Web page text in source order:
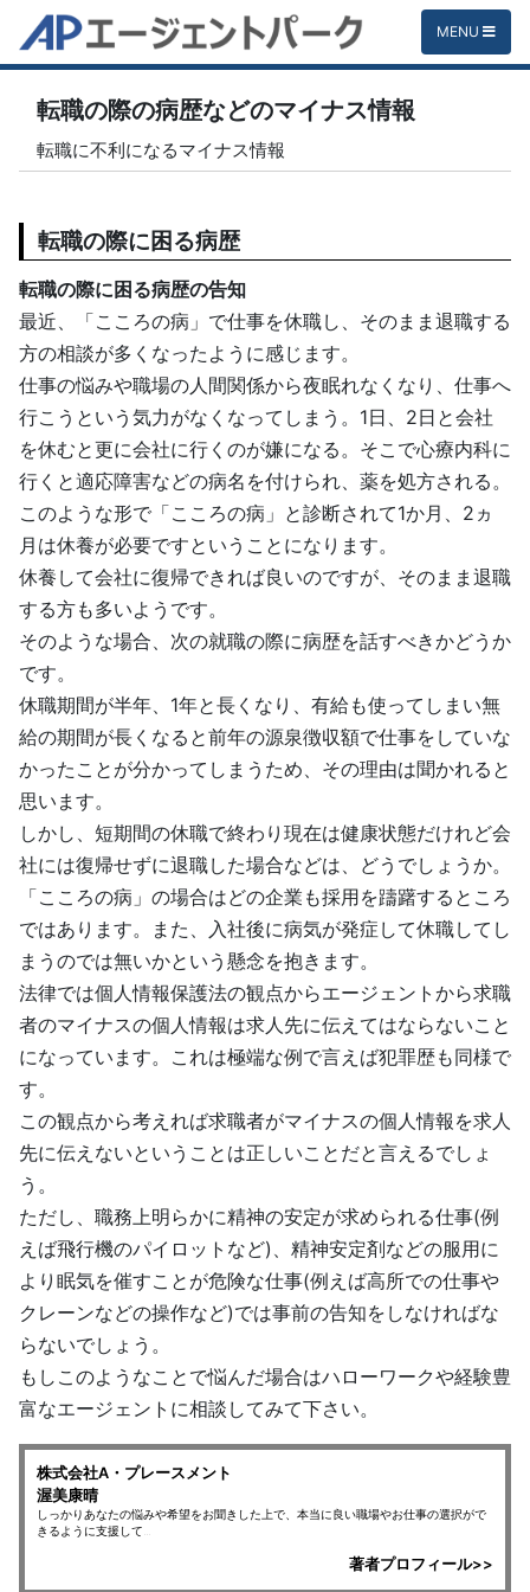
MENU
転職の際の病歴などのマイナス情報
転職に不利になるマイナス情報
転職の際に困る病歴
転職の際に困る病歴の告知
最近、「こころの病」で仕事を休職し、そのまま退職する
方の相談が多くなったように感じます。
仕事の悩みや職場の人間関係から夜眠れなくなり、仕事へ
行こうという気力がなくなってしまう。1日、2日と会社
を休むと更に会社に行くのが嫌になる。そこで心療内科に
行くと適応障害などの病名を付けられ、薬を処方される。
このような形で「こころの病」と診断されて1か月、2ヵ
月は休養が必要ですということになります。
休養して会社に復帰できれば良いのですが、そのまま退職
する方も多いようです。
そのような場合、次の就職の際に病歴を話すべきかどうか
です。
休職期間が半年、1年と長くなり、有給も使ってしまい無
給の期間が長くなると前年の源泉徴収額で仕事をしていな
かったことが分かってしまうため、その理由は聞かれると
思います。
しかし、短期間の休職で終わり現在は健康状態だけれど会
社には復帰せずに退職した場合などは、どうでしょうか。
「こころの病」の場合はどの企業も採用を躊躇するところ
ではあります。また、入社後に病気が発症して休職してし
まうのでは無いかという懸念を抱きます。
法律では個人情報保護法の観点からエージェントから求職
者のマイナスの個人情報は求人先に伝えてはならないこと
になっています。これは極端な例で言えば犯罪歴も同様で
す。
この観点から考えれば求職者がマイナスの個人情報を求人
先に伝えないということは正しいことだと言えるでしょ
う。
ただし、職務上明らかに精神の安定が求められる仕事(例
えば飛行機のパイロットなど)、精神安定剤などの服用に
より眠気を催すことが危険な仕事(例えば高所での仕事や
クレーンなどの操作など)では事前の告知をしなければな
らないでしょう。
もしこのようなことで悩んだ場合はハローワークや経験豊
富なエージェントに相談してみて下さい。
株式会社A・プレースメント
渥美康晴
しっかりあなたの悩みや希望をお聞きした上で、本当に良い職場やお仕事の選択がで
きるように支援して...
著者プロフィール>>